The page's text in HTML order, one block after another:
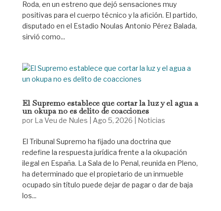
Roda, en un estreno que dejó sensaciones muy
positivas para el cuerpo técnico y la afición. El partido,
disputado en el Estadio Noulas Antonio Pérez Balada,
sirvió como...
El Supremo establece que cortar la luz y el agua a
un okupa no es delito de coacciones
por La Veu de Nules Ago 5, 2026 Noticias
El Tribunal Supremo ha fijado una doctrina que
redefine la respuesta jurídica frente a la okupación
ilegal en España. La Sala de lo Penal, reunida en Pleno,
ha determinado que el propietario de un inmueble
ocupado sin título puede dejar de pagar o dar de baja
los...